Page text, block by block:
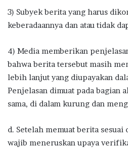
3) Subyek berita yang harus
keberadaannya dan atau tidak
4) Media memberikan
bahwa berita tersebut masih
lebih lanjut yang diupayakan
Penjelasan dimuat pada bagian
sama, di dalam kurung dan
d. Setelah memuat berita
wajib meneruskan upaya